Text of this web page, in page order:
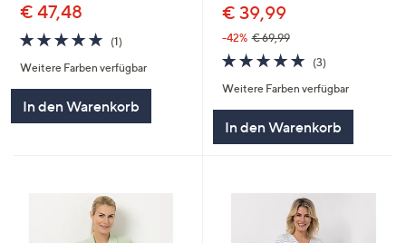
€ 47,48
5.0
von
5
(1)1
Weitere Farben verfügbar
In den Warenkorb
€ 39,99
-42% € 69,99
5.0
von
5
(3)3
Weitere Farben verfügbar
In den Warenkorb